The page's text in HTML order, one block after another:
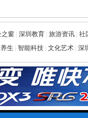
之窗 | 深圳教育 | 旅游资讯 | 社
生 | 智能科技 | 文化艺术 | 深